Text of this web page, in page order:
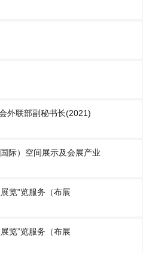
外联部副秘书长(2021)
际）空间展示及会展产业
览”览服务（布展
览”览服务（布展